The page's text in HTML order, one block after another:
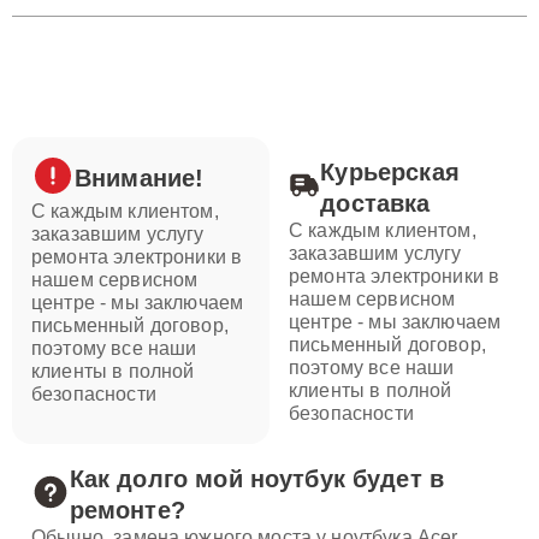
Внимание!
С каждым клиентом,
заказавшим услугу
ремонта электроники в
нашем сервисном
центре - мы заключаем
письменный договор,
поэтому все наши
клиенты в полной
безопасности
Курьерская
доставка
С каждым клиентом,
заказавшим услугу
ремонта электроники в
нашем сервисном
центре - мы заключаем
письменный договор,
поэтому все наши
клиенты в полной
безопасности
Как долго мой ноутбук будет в
ремонте?